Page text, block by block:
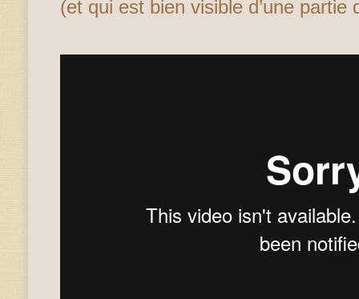
(et qui est bien visible d’une partie